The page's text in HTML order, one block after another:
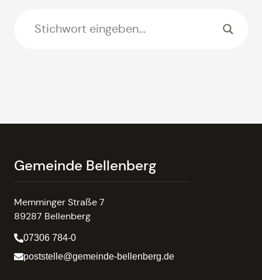
Gemeinde Bellenberg
Memminger Straße 7
89287 Bellenberg
07306 784-0
poststelle@gemeinde-bellenberg.de